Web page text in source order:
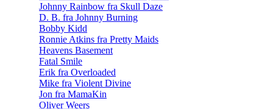
Johnny Rainbow fra Skull Daze
D. B. fra Johnny Burning
Bobby Kidd
Ronnie Atkins fra Pretty Maids
Heavens Basement
Fatal Smile
Erik fra Overloaded
Mike fra Violent Divine
Jon fra MamaKin
Oliver Weers